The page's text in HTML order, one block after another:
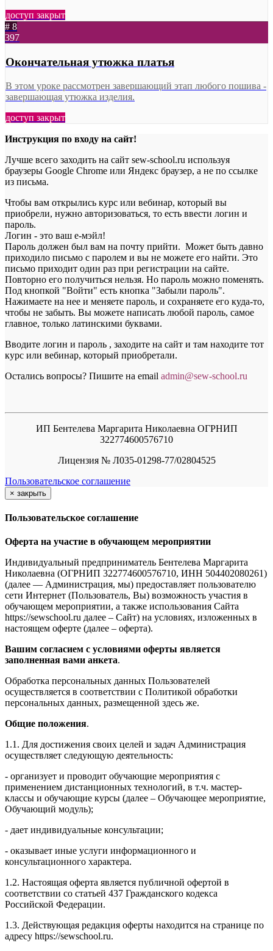
доступ закрыт
# 8
397
Окончательная утюжка платья
В этом уроке рассмотрен завершающий этап любого пошива -
завершающая утюжка изделия.
доступ закрыт
Инструкция по входу на сайт!
Лучше всего заходить на сайт sew-school.ru используя
браузеры Google Chrome или Яндекс браузер, а не по ссылке
из письма.
Чтобы вам открылись курс или вебинар, который вы
приобрели, нужно авторизоваться, то есть ввести логин и
пароль.
Логин - это ваш е-мэйл!
Пароль должен был вам на почту прийти. Может быть давно
приходило письмо с паролем и вы не можете его найти. Это
письмо приходит один раз при регистрации на сайте.
Повторно его получиться нельзя. Но пароль можно поменять.
Под кнопкой "Войти" есть кнопка "Забыли пароль".
Нажимаете на нее и меняете пароль, и сохраняете его куда-то,
чтобы не забыть. Вы можете написать любой пароль, самое
главное, только латинскими буквами.
Вводите логин и пароль , заходите на сайт и там находите тот
курс или вебинар, который приобретали.
Остались вопросы? Пишите на email admin@sew-school.ru
ИП Бентелева Маргарита Николаевна ОГРНИП
322774600576710
Лицензия № Л035-01298-77/02804525
Пользовательское соглашение
× закрыть
Пользовательское соглашение
Оферта на участие в обучающем мероприятии
Индивидуальный предприниматель Бентелева Маргарита
Николаевна (ОГРНИП 322774600576710, ИНН 504402080261)
(далее — Администрация, мы) предоставляет пользователю
сети Интернет (Пользователь, Вы) возможность участия в
обучающем мероприятии, а также использования Сайта
https://sewschool.ru далее – Сайт) на условиях, изложенных в
настоящем оферте (далее – оферта).
Вашим согласием с условиями оферты является
заполненная вами анкета.
Обработка персональных данных Пользователей
осуществляется в соответствии с Политикой обработки
персональных данных, размещенной здесь же.
Общие положения.
1.1. Для достижения своих целей и задач Администрация
осуществляет следующую деятельность:
- организует и проводит обучающие мероприятия с
применением дистанционных технологий, в т.ч. мастер-
классы и обучающие курсы (далее – Обучающее мероприятие,
Обучающий модуль);
- дает индивидуальные консультации;
- оказывает иные услуги информационного и
консультационного характера.
1.2. Настоящая оферта является публичной офертой в
соответствии со статьей 437 Гражданского кодекса
Российской Федерации.
1.3. Действующая редакция оферты находится на странице по
адресу https://sewschool.ru.